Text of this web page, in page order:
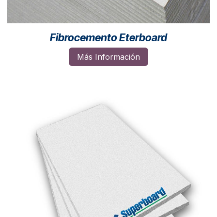
Fibrocemento Eterboard
Más Información